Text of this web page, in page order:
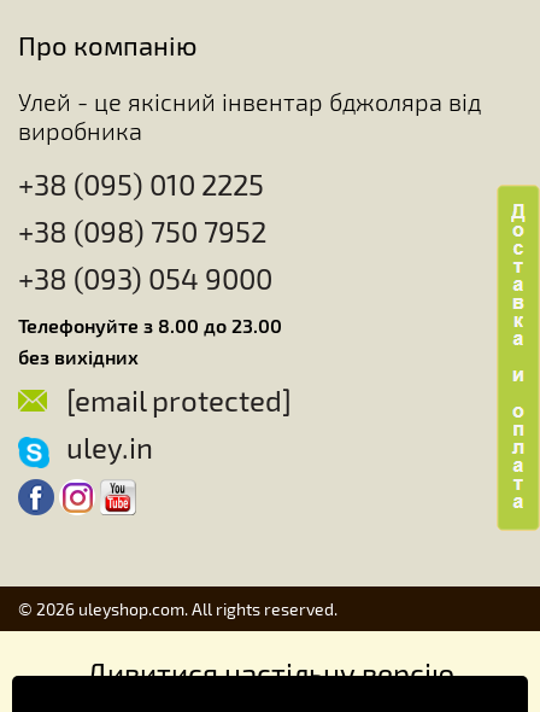
Про компанію
Улей - це якісний інвентар бджоляра від
виробника
+38 (095) 010 2225
+38 (098) 750 7952
+38 (093) 054 9000
Телефонуйте з 8.00 до 23.00
без вихідних
[email protected]
uley.in
© 2026 uleyshop.com. All rights reserved.
Дивитися настільну версію